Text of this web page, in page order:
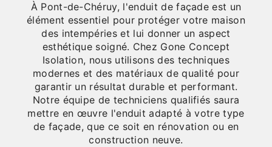
À Pont-de-Chéruy, l'enduit de façade est un
élément essentiel pour protéger votre maison
des intempéries et lui donner un aspect
esthétique soigné. Chez Gone Concept
Isolation, nous utilisons des techniques
modernes et des matériaux de qualité pour
garantir un résultat durable et performant.
Notre équipe de techniciens qualifiés saura
mettre en œuvre l'enduit adapté à votre type
de façade, que ce soit en rénovation ou en
construction neuve.